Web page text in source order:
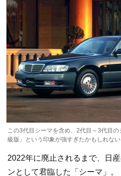
この3代目シーマを含め、2代目～3代目
級版」という印象が強すぎたかもしれない
2022年に廃止されるまで、日
ンとして君臨した「シーマ」。